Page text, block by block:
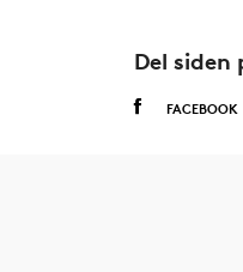
Del siden
FACEBOOK